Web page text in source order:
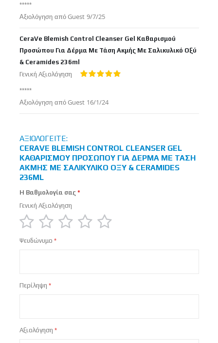
*****
Αξιολόγηση απόGuest Δημοσιεύτηκε
στις
9/7/25
CeraVe Blemish Control Cleanser Gel Καθαρισμού
Προσώπου Για Δέρμα Με Τάση Ακμής Με Σαλικυλικό Οξύ
& Ceramides 236ml
Γενική Αξιολόγηση
*****
Αξιολόγηση απόGuest Δημοσιεύτηκε
στις
16/1/24
ΑΞΙΟΛΟΓΕΊΤΕ:
CERAVE BLEMISH CONTROL CLEANSER GEL
ΚΑΘΑΡΙΣΜΟΎ ΠΡΟΣΏΠΟΥ ΓΙΑ ΔΈΡΜΑ ΜΕ ΤΆΣΗ
ΑΚΜΉΣ ΜΕ ΣΑΛΙΚΥΛΙΚΌ ΟΞΎ & CERAMIDES
236ML
Η Βαθμολογία σας
Γενική Αξιολόγηση
star
stars
stars
stars
stars
Ψευδώνυμο
Περίληψη
Αξιολόγηση